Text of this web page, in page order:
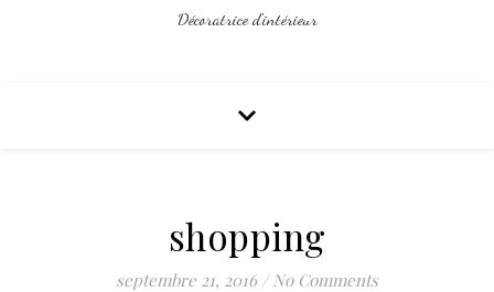
Décoratrice d'intérieur
shopping
septembre 21, 2016 / No Comments